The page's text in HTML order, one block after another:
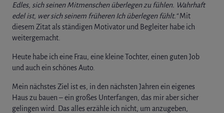
Edles, sich seinen Mitmenschen überlegen zu fühlen. Wahrhaft
edel ist, wer sich seinem früheren Ich überlegen fühlt.“Mit
diesem Zitat als ständigen Motivator und Begleiter habe ich
weitergemacht.
Heute habe ich eine Frau, eine kleine Tochter, einen guten Job
und auch ein schönes Auto.
Mein nächstes Ziel ist es, in den nächsten Jahren ein eigenes
Haus zu bauen – ein großes Unterfangen, das mir aber sicher
gelingen wird. Das alles erzähle ich nicht, um anzugeben,